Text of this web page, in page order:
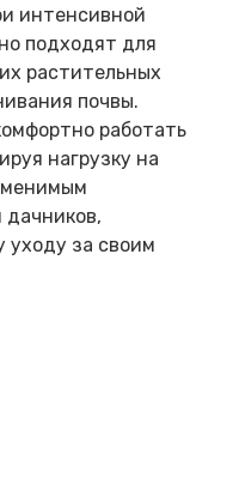
интенсивной
подходят для
растительных
почвы.
работать
нагрузку на
уходу за своим